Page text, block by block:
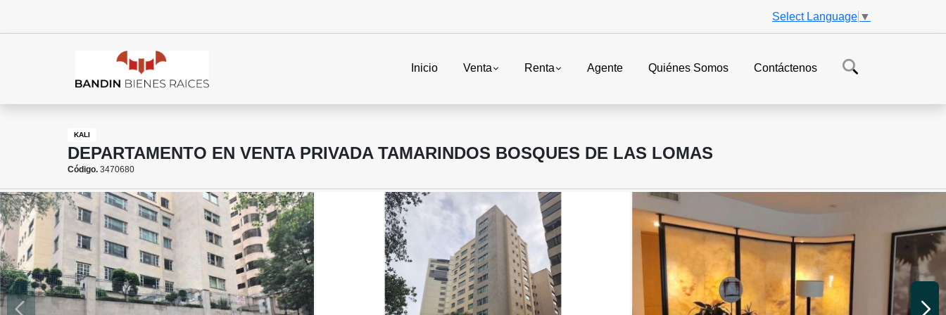
Select Language ▼
Inicio Venta Renta Agente Quiénes Somos Contáctenos
KALI
DEPARTAMENTO EN VENTA PRIVADA TAMARINDOS BOSQUES DE LAS LOMAS
Código. 3470680